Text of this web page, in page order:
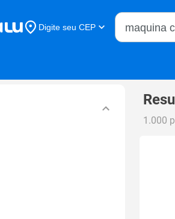
Digite seu CEP
Buscar no
1.000